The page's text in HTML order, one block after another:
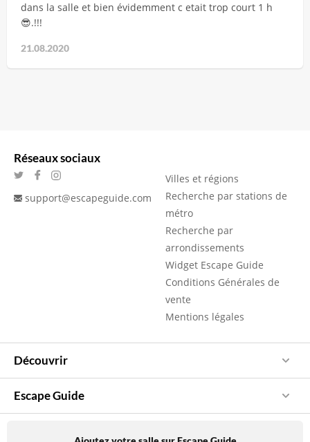
dans la salle et bien évidemment c etait trop court 1 h
😎.!!!
21.08.2020
Réseaux sociaux
support@escapeguide.com
Villes et régions
Recherche par stations de
métro
Recherche par
arrondissements
Widget Escape Guide
Conditions Générales de
vente
Mentions légales
Découvrir
Escape Guide